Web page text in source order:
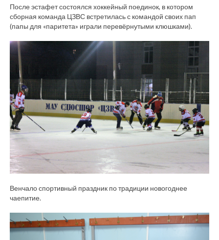
После эстафет состоялся хоккейный поединок, в котором
сборная команда ЦЗВС встретилась с командой своих пап
(папы для «паритета» играли перевёрнутыми клюшками).
Венчало спортивный праздник по традиции новогоднее
чаепитие.